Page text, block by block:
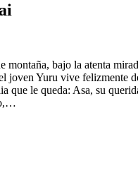
montaña, bajo la atenta
joven Yuru vive felizmente
que le queda: Asa, su